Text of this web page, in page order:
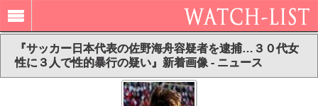
『サッカー日本代表の佐野海舟容疑者を逮捕…３０代女
性に３人で性的暴行の疑い』新着画像 - ニュース